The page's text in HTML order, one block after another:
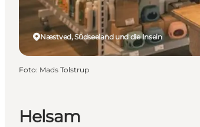
Helsam
Næstved, Südseeland und die Inseln
Foto: Mads Tolstrup